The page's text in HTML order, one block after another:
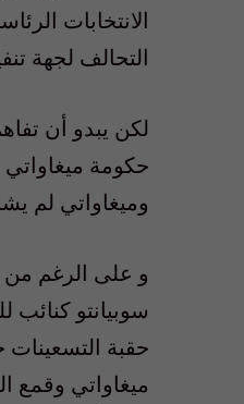
الانتخابات
التحالف لجهة
لكن يبدو أن
وميغاواتي لم
و على الرغم من
سوبيانتو كنائب
حقبة التسعينات
ميغاواتي وقمع